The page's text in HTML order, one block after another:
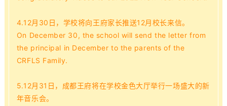
4.12月 30日，学校将向王府家长推送12月校长来信。
On December 30, the school will send the letter from
the principal in December to the parents of the
CRFLS Family.
5.12月31日，成都王府将在学校金色大厅举行一场盛大的新
年音乐会。